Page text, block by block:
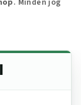
. Minden jog